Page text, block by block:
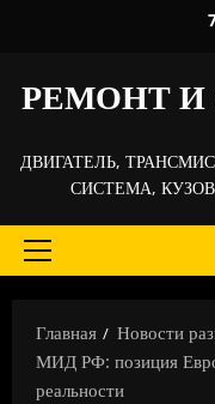
РЕМОНТ
ДВИГАТЕЛЬ,
СИСТЕМА,
Основное
Главная
Новости
МИД РФ: позиция
реальности